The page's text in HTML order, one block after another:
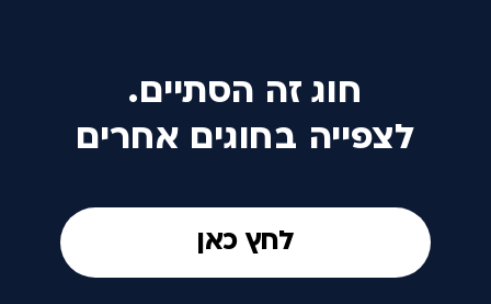
חוג זה הסתיים.
לצפייה בחוגים אחרים
לחץ כאן